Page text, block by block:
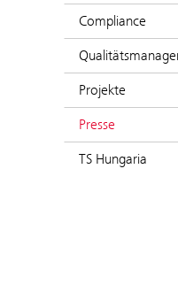
Compliance
Projekte
Presse
TS Hungaria